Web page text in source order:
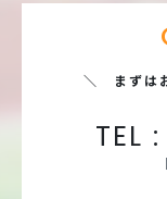
＼ まずは
TEL :